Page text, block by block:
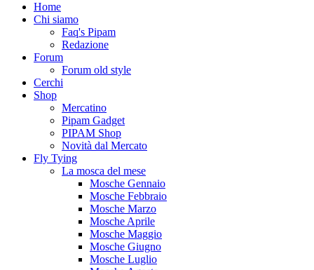
Home
Chi siamo
Faq's Pipam
Redazione
Forum
Forum old style
Cerchi
Shop
Mercatino
Pipam Gadget
PIPAM Shop
Novità dal Mercato
Fly Tying
La mosca del mese
Mosche Gennaio
Mosche Febbraio
Mosche Marzo
Mosche Aprile
Mosche Maggio
Mosche Giugno
Mosche Luglio